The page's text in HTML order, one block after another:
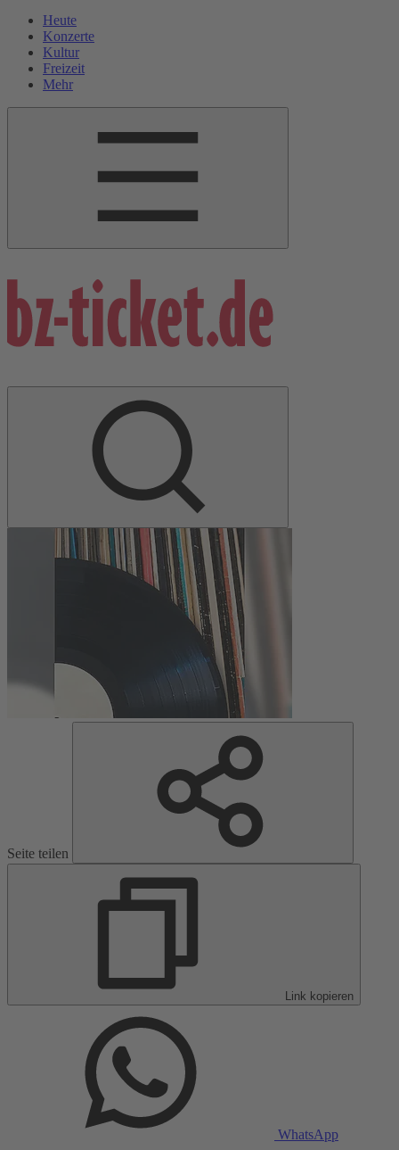
Heute
Konzerte
Kultur
Freizeit
Mehr
Seite teilen
Link kopieren
WhatsApp